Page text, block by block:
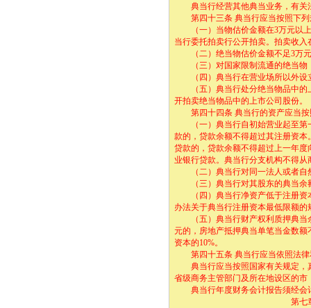
典当行经营其他典当业务，有关
第四十三条 典当行应当按照下列
（一）当物估价金额在3万元以上
当行委托拍卖行公开拍卖。拍卖收
（二）绝当物估价金额不足3万元
（三）对国家限制流通的绝当物
（四）典当行在营业场所以外设
（五）典当行处分绝当物品中的
开拍卖绝当物品中的上市公司股份。
第四十四条 典当行的资产应当按
（一）典当行自初始营业起至第
款的，贷款余额不得超过其注册资
贷款的，贷款余额不得超过上一年
业银行贷款。典当行分支机构不得从
（二）典当行对同一法人或者自
（三）典当行对其股东的典当余
（四）典当行净资产低于注册资
办法关于典当行注册资本最低限额的
（五）典当行财产权利质押典当余
元的，房地产抵押典当单笔当金数
资本的10%。
第四十五条 典当行应当依照法律
典当行应当按照国家有关规定，
省级商务主管部门及所在地设区的
典当行年度财务会计报告须经会
第七章 监督